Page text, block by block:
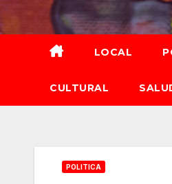
al
contenido
LOCAL
CULTURAL
POLITICA